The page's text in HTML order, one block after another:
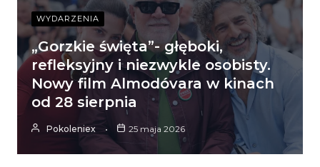
WYDARZENIA
„Gorzkie święta”- głęboki,
refleksyjny i niezwykle osobisty.
Nowy film Almodóvara w kinach
od 28 sierpnia
Pokoleniex 25 maja 2026